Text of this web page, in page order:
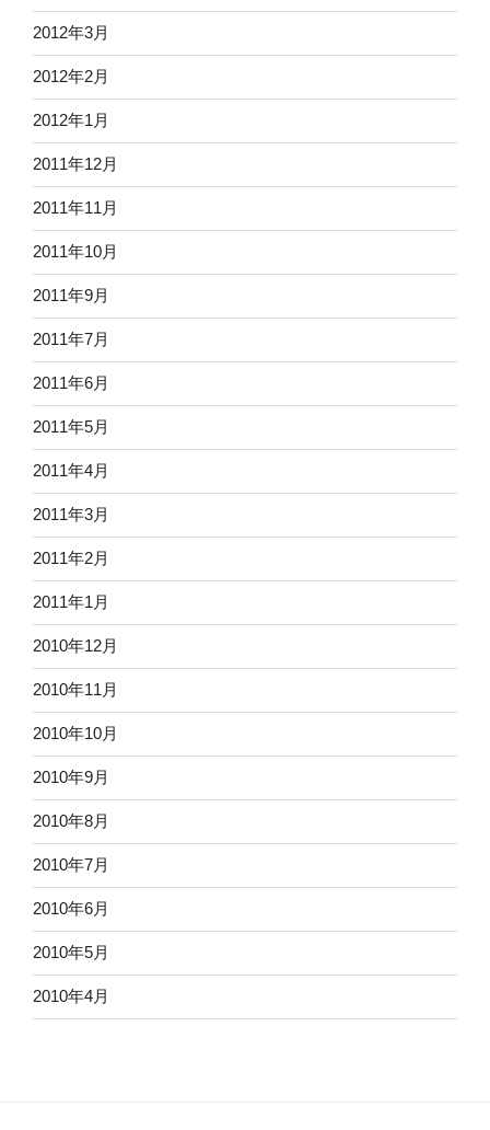
2012年3月
2012年2月
2012年1月
2011年12月
2011年11月
2011年10月
2011年9月
2011年7月
2011年6月
2011年5月
2011年4月
2011年3月
2011年2月
2011年1月
2010年12月
2010年11月
2010年10月
2010年9月
2010年8月
2010年7月
2010年6月
2010年5月
2010年4月